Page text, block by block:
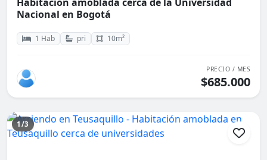
Nacional en Bogotá
1 Hab pri 10m²
PRECIO / MES
$685.000
1/3